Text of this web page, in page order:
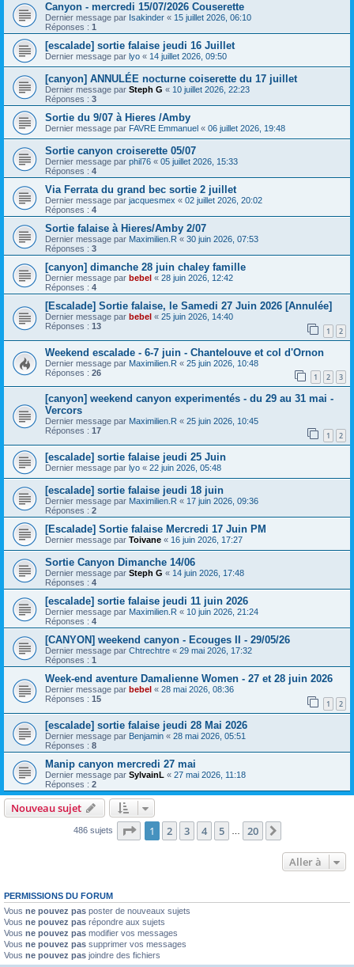
Canyon - mercredi 15/07/2026 Couserette
Dernier message par Isakinder « 15 juillet 2026, 06:10
Réponses : 1
[escalade] sortie falaise jeudi 16 Juillet
Dernier message par lyo « 14 juillet 2026, 09:50
[canyon] ANNULÉE nocturne coiserette du 17 juillet
Dernier message par Steph G « 10 juillet 2026, 22:23
Réponses : 3
Sortie du 9/07 à Hieres /Amby
Dernier message par FAVRE Emmanuel « 06 juillet 2026, 19:48
Sortie canyon croiserette 05/07
Dernier message par phil76 « 05 juillet 2026, 15:33
Réponses : 4
Via Ferrata du grand bec sortie 2 juillet
Dernier message par jacquesmex « 02 juillet 2026, 20:02
Réponses : 4
Sortie falaise à Hieres/Amby 2/07
Dernier message par Maximilien.R « 30 juin 2026, 07:53
Réponses : 3
[canyon] dimanche 28 juin chaley famille
Dernier message par bebel « 28 juin 2026, 12:42
Réponses : 4
[Escalade] Sortie falaise, le Samedi 27 Juin 2026 [Annulée]
Dernier message par bebel « 25 juin 2026, 14:40
Réponses : 13 1 2
Weekend escalade - 6-7 juin - Chantelouve et col d'Ornon
Dernier message par Maximilien.R « 25 juin 2026, 10:48
Réponses : 26 1 2 3
[canyon] weekend canyon experimentés - du 29 au 31 mai -
Vercors
Dernier message par Maximilien.R « 25 juin 2026, 10:45
Réponses : 17 1 2
[escalade] sortie falaise jeudi 25 Juin
Dernier message par lyo « 22 juin 2026, 05:48
[escalade] sortie falaise jeudi 18 juin
Dernier message par Maximilien.R « 17 juin 2026, 09:36
Réponses : 2
[Escalade] Sortie falaise Mercredi 17 Juin PM
Dernier message par Toivane « 16 juin 2026, 17:27
Sortie Canyon Dimanche 14/06
Dernier message par Steph G « 14 juin 2026, 17:48
Réponses : 4
[escalade] sortie falaise jeudi 11 juin 2026
Dernier message par Maximilien.R « 10 juin 2026, 21:24
Réponses : 4
[CANYON] weekend canyon - Ecouges II - 29/05/26
Dernier message par Chtrechtre « 29 mai 2026, 17:32
Réponses : 1
Week-end aventure Damalienne Women - 27 et 28 juin 2026
Dernier message par bebel « 28 mai 2026, 08:36
Réponses : 15 1 2
[escalade] sortie falaise jeudi 28 Mai 2026
Dernier message par Benjamin « 28 mai 2026, 05:51
Réponses : 8
Manip canyon mercredi 27 mai
Dernier message par SylvainL « 27 mai 2026, 11:18
Réponses : 2
Nouveau sujet
486 sujets Page 1sur20
1 2 3 4 5 20
Aller à
PERMISSIONS DU FORUM
Vous ne pouvez pas poster de nouveaux sujets
Vous ne pouvez pas répondre aux sujets
Vous ne pouvez pas modifier vos messages
Vous ne pouvez pas supprimer vos messages
Vous ne pouvez pas joindre des fichiers